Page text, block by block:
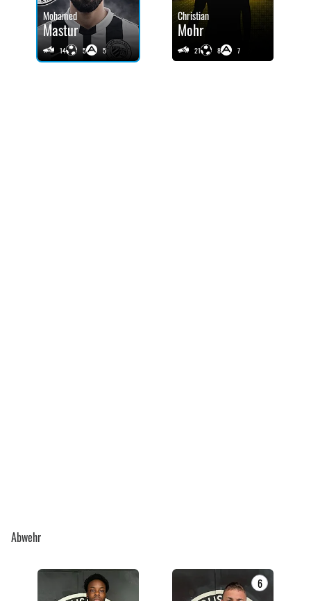
Mohamed
Mastur
14 5 5
Christian
Mohr
21 8 7
Abwehr
6